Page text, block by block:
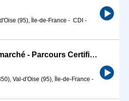
(95), Île-de-France - CDI -
Directeur de Supermarché - Parcours Certifiant (H/F)
Val-d'Oise (95), Île-de-France -